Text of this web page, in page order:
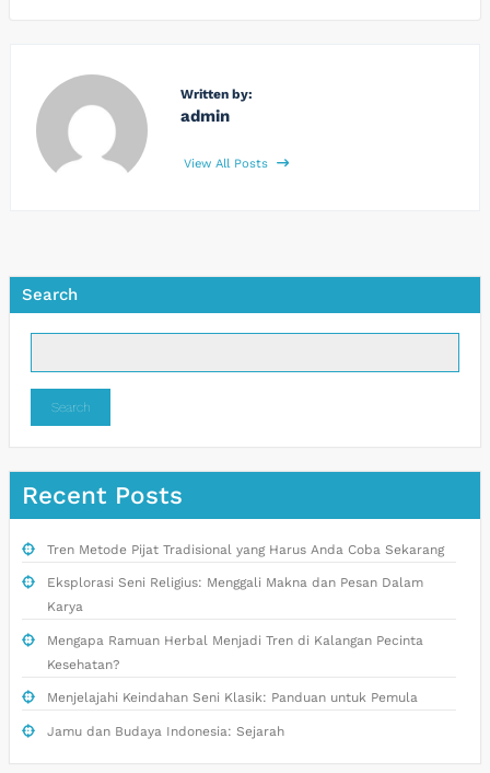
Written by:
admin
View All Posts
Search
Search
Recent Posts
Tren Metode Pijat Tradisional yang Harus Anda Coba Sekarang
Eksplorasi Seni Religius: Menggali Makna dan Pesan Dalam
Karya
Mengapa Ramuan Herbal Menjadi Tren di Kalangan Pecinta
Kesehatan?
Menjelajahi Keindahan Seni Klasik: Panduan untuk Pemula
Jamu dan Budaya Indonesia: Sejarah